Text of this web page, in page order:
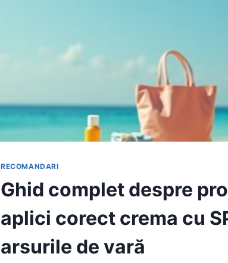
RECOMANDARI
Ghid complet despre
aplici corect crema cu
arsurile de vară